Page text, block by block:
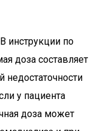
инструкции по
доза составляет
недостаточности
у пациента
доза может